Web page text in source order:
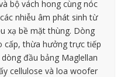
bộ vách hong cùng nóc
nhiễu âm phát sinh từ
xạ bề mặt thùng. Dòng
cấp, thừa hưởng trực tiếp
đầu bảng Maglellan
cellulose và loa woofer